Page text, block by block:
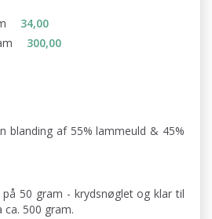
34,00
300,00
blanding af 55% lammeuld & 45%
50 gram - krydsnøglet og klar til
ca. 500 gram.